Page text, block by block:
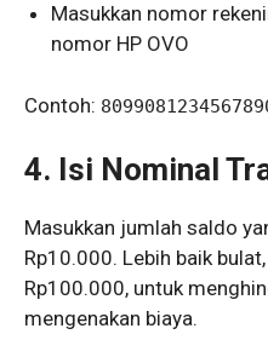
Masukkan nomor
nomor HP OVO
Contoh:
4. Isi Nominal
Masukkan jumlah saldo
Rp10.000. Lebih baik
Rp100.000, untuk
mengenakan biaya.